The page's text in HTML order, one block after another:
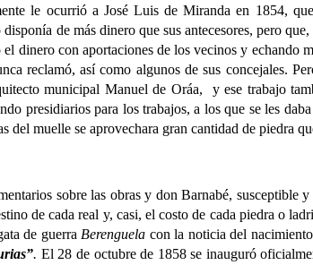
le ocurrió a José Luis de Miranda en 1854,
de más dinero que sus antecesores, pero
el dinero con aportaciones de los vecinos y echando
reclamó, así como algunos de sus concejales.
municipal Manuel de Oráa, y ese trabajo
presidiarios para los trabajos, a los que se les
del muelle se aprovechara gran cantidad de piedra
sobre las obras y don Barnabé, susceptible y
de cada real y, casi, el costo de cada piedra o
de guerra Berenguela con la noticia del
. El 28 de octubre de 1858 se inauguró